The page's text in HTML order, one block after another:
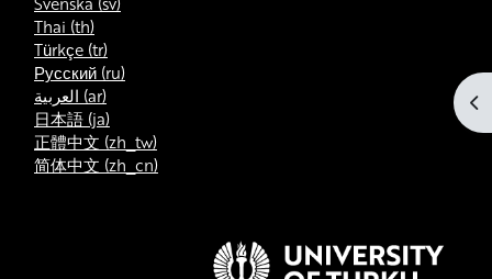
Thai ‎(th)‎
Türkçe ‎(tr)‎
Русский ‎(ru)‎
العربية ‎(ar)‎
日本語 ‎(ja)‎
正體中文 ‎(zh_tw)‎
简体中文 ‎(zh_cn)‎